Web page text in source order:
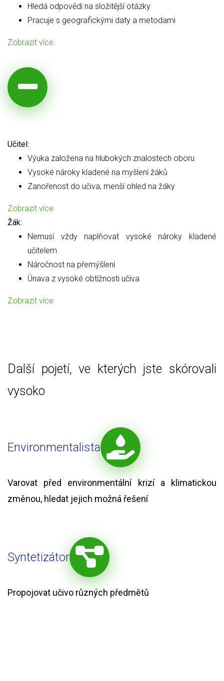
Hledá odpovědi na složitější otázky
Pracuje s geografickými daty a metodami
Zobrazit více
Učitel:
Výuka založena na hlubokých znalostech oboru
Vysoké nároky kladené na myšlení žáků
Zanořenost do učiva, menší ohled na žáky
Zobrazit více
Žák:
Nemusí vždy naplňovat vysoké nároky kladené
učitelem
Náročnost na přemýšlení
Únava z vysoké obtížnosti učiva
Zobrazit více
Další pojetí, ve kterých jste skórovali
vysoko
Environmentalista
Varovat před environmentální krizí a klimatickou
změnou, hledat jejich možná řešení
Syntetizátor
Propojovat učivo různých předmětů